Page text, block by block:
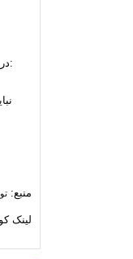
منبع:
لینک